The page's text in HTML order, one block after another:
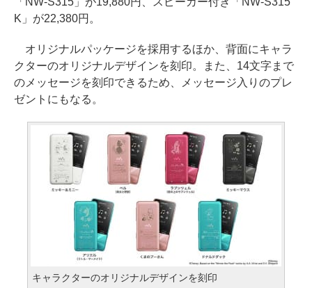
K」が22,380円。
オリジナルパッケージを採用するほか、背面にキャラ
クターのオリジナルデザインを刻印。また、14文字まで
のメッセージを刻印できるため、メッセージ入りのプレ
ゼントにもなる。
キャラクターのオリジナルデザインを刻印